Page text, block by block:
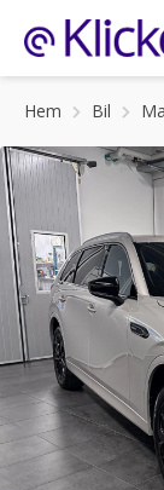
Hem Bil